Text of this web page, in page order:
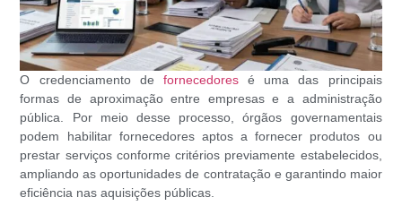
O credenciamento de fornecedoresé uma das principais
formas de aproximação entre empresas e a administração
pública. Por meio desse processo, órgãos governamentais
podem habilitar fornecedores aptos a fornecer produtos ou
prestar serviços conforme critérios previamente estabelecidos,
ampliando as oportunidades de contratação e garantindo maior
eficiência nas aquisições públicas.